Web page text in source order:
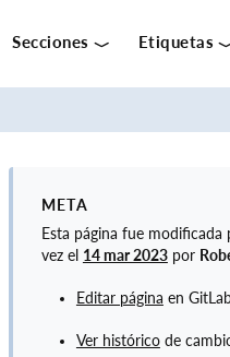
Secciones Etiquetas
META
Esta página fue modificada
vez el 14 mar 2023por
Editar página en
Ver históricode